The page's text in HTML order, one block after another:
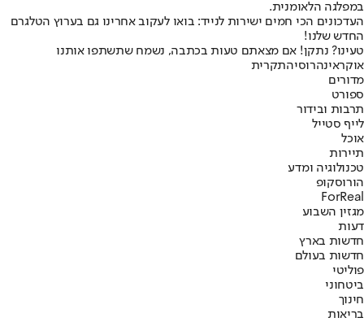
במפלגה הלאומנית.
העדכונים הכי חמים ישירות לנייד: בואו לעקוב אחרינו גם בערוץ הטלגרם
החדש שלנו!
טעינו? נתקן! אם מצאתם טעות בכתבה, נשמח שתשתפו אותנו
אוקראינהרוסיהתקרית
מדורים
ספורט
תרבות ובידור
לייף סטייל
אוכל
תיירות
טכנולוגיה ומדע
הורוסקופ
ForReal
מגזין השבוע
דעות
חדשות בארץ
חדשות בעולם
פוליטי
ביטחוני
חינוך
בריאות